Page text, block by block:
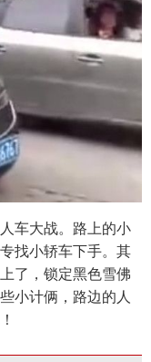
车大战。路上的小
找小轿车下手。其
了，锁定黑色雪佛
小计俩，路边的人